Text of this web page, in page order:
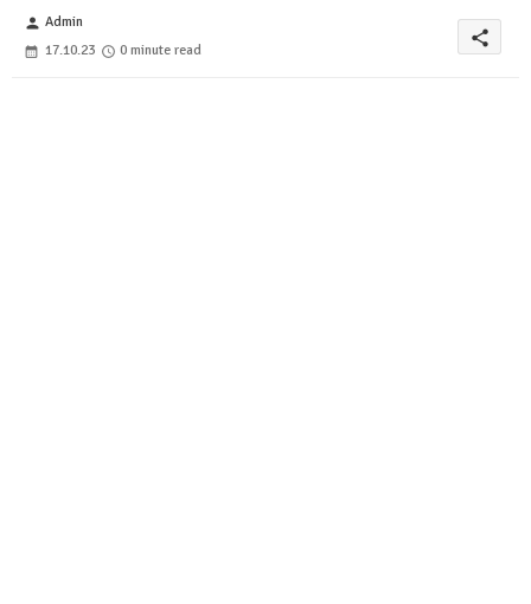
person Admin
17.10.23
0 minute read
share